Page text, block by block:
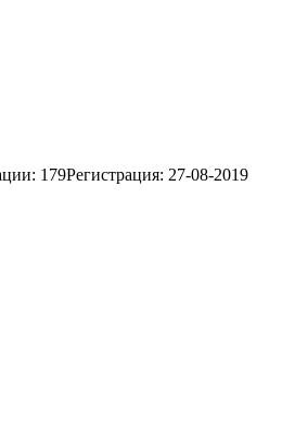
179Регистрация: 27-08-2019